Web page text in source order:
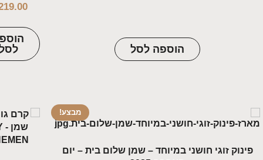
הוספה לסל
₪219.00
הוספה
לסל
מבצע!
זוגי חושני במיוחד – שמן שלום בית – יום